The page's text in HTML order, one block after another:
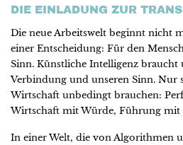
DIE EINLADUNG ZUR
Die neue Arbeitswelt beginnt nicht
einer Entscheidung: Für den
Sinn. Künstliche Intelligenz braucht
Verbindung und unseren Sinn. Nur
Wirtschaft unbedingt brauchen:
Wirtschaft mit Würde, Führung mit
In einer Welt, die von Algorithmen